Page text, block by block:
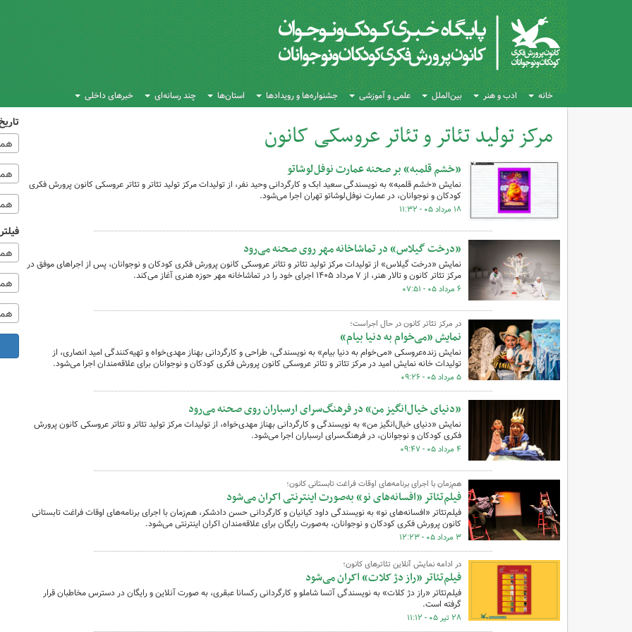
خانه ادب و هنر بین‌الملل علمی و آموزشی جشنواره‌ها و رویدادها استان‌ها چند رسانه‌ای خبرهای داخلی
مرکز تولید تئاتر و تئاتر عروسکی کانون
کل اخبار:97 «خشم قلمبه» بر صحنه عمارت نوفل‌لوشاتو
نمایش «خشم قلمبه» به نویسندگی سعید ابک و کارگردانی وحید نفر، از تولیدات مرکز تولید تئاتر و تئاتر عروسکی کانون پرورش فکری
کودکان و نوجوانان، در عمارت نوفل‌لوشاتو تهران اجرا می‌شود.
۱۸ مرداد ۰۵ - ۱۱:۳۲
«درخت گیلاس» در تماشاخانه مهر روی صحنه می‌رود
نمایش «درخت گیلاس» از تولیدات مرکز تولید تئاتر و تئاتر عروسکی کانون پرورش فکری کودکان و نوجوانان، پس از اجراهای موفق در
مرکز تئاتر کانون و تالار هنر، از ۷ مرداد ۱۴۰۵ اجرای خود را در تماشاخانه مهر حوزه هنری آغاز می‌کند.
۶ مرداد ۰۵ - ۰۷:۵۱
در مرکز تئاتر کانون در حال اجراست؛‌
نمایش «می‌خوام به دنیا بیام»
نمایش زنده‌عروسکی «می‌خوام به دنیا بیام» به نویسندگی، طراحی و کارگردانی بهناز مهدی‌خواه و تهیه‌کنندگی امید انصاری، از
تولیدات خانه نمایش امید در مرکز تئاتر و تئاتر عروسکی کانون پرورش فکری کودکان و نوجوانان برای علاقه‌مندان اجرا می‌شود.
۵ مرداد ۰۵ - ۰۹:۲۶
«دنیای خیال‌انگیز من» در فرهنگ‌سرای ارسباران روی صحنه می‌رود
نمایش «دنیای خیال‌انگیز من» به نویسندگی و کارگردانی بهناز مهدی‌خواه، از تولیدات مرکز تولید تئاتر و تئاتر عروسکی کانون پرورش
فکری کودکان و نوجوانان، در فرهنگ‌سرای ارسباران اجرا می‌شود.
۴ مرداد ۰۵ - ۰۹:۴۷
هم‌زمان با اجرای برنامه‌های اوقات فراغت تابستانی کانون؛
فیلم‌تئاتر «افسانه‌های نو» به‌صورت اینترنتی اکران می‌شود
فیلم‌تئاتر «افسانه‌های نو» به نویسندگی داود کیانیان و کارگردانی حسن دادشکر، هم‌زمان با اجرای برنامه‌های اوقات فراغت تابستانی
کانون پرورش فکری کودکان و نوجوانان، به‌صورت رایگان برای علاقه‌مندان اکران اینترنتی می‌شود.
۳ مرداد ۰۵ - ۱۲:۲۳
در ادامه نمایش آنلاین تئاترهای کانون؛
فیلم‌تئاتر «راز دژ کلات» اکران می‌شود
فیلم‌تئاتر «راز دژ کلات» به نویسندگی آتسا شاملو و کارگردانی رکسانا عبقری، به صورت آنلاین و رایگان در دسترس مخاطبان قرار
گرفته است.
۲۸ تیر ۰۵ - ۱۱:۱۲